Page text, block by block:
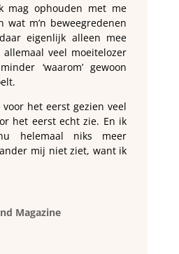
mag ophouden met me
m’n beweegredenen
eigenlijk alleen mee
veel moeitelozer
‘waarom’ gewoon
het eerst gezien veel
het eerst echt zie. En ik
helemaal niks meer
mij niet ziet, want ik
Magazine